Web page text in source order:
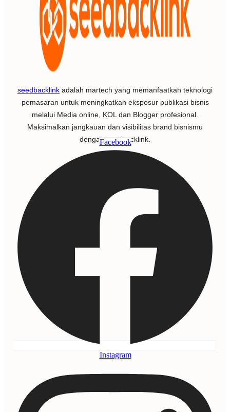
seedbacklink adalah martech yang memanfaatkan teknologi
pemasaran untuk meningkatkan eksposur publikasi bisnis
melalui Media online, KOL dan Blogger profesional.
Maksimalkan jangkauan dan visibilitas brand bisnismu
dengan seedbacklink.
Facebook
Instagram